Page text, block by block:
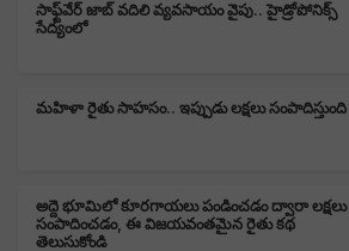
సాఫ్ట్‌వేర్ జాబ్ వదిలి వ్యవసాయం వైపు.. హైడ్రోపోనిక్స్
సేద్యంలో
మహిళా రైతు సాహసం.. ఇప్పుడు లక్షలు సంపాదిస్తుంది
అద్దె భూమిలో కూరగాయలు పండించడం ద్వారా లక్షలు
సంపాదించడం, ఈ విజయవంతమైన రైతు కథ
తెలుసుకోండి